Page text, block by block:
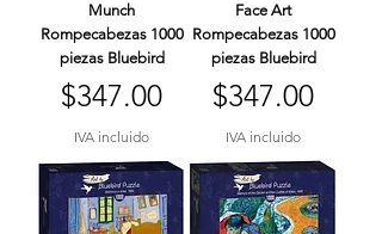
Munch
Rompecabezas 1000
piezas Bluebird
Precio
$347.00
IVA incluido
Face Art
Rompecabezas 1000
piezas Bluebird
Precio
$347.00
IVA incluido